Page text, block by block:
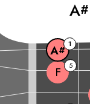
A#
F 5
A# 1